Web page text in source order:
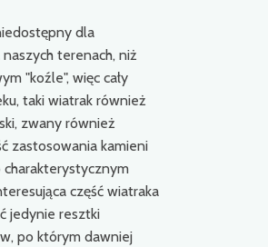
dla
terenach, niż
"koźle", więc cały
taki wiatrak również
zwany również
zastosowania kamieni
charakterystycznym
część wiatraka
jedynie resztki
po którym dawniej